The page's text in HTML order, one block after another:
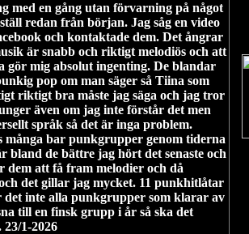
med en gång utan förvarning på något
redan från början. Jag såg en video
och kontaktade dem. Det ångrar
är snabb och riktigt melodiös och att
gör mig absolut ingenting. De blandar
pop om man säger så Tiina som
riktigt bra måste jag säga och jag tror
även om jag inte förstår det men
språk så det är inga problem.
många bar punkgrupper genom tiderna
bland de bättre jag hört det senaste och
dem att få fram melodier och då
det gillar jag mycket. 11 punkhitlåtar
det inte alla punkgrupper som klarar av
till en finsk grupp i år så ska det
1-2026